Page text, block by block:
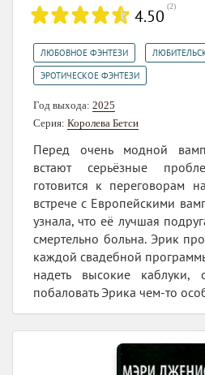
4.50 (2)
ЛЮБОВНОЕ ФЭНТЕЗИ
ЭРОТИЧЕСКОЕ ФЭНТЕЗИ
Год выхода: 2025
Серия: Королева Бетси
Перед очень модной
встают серьёзные
готовится к переговорам
встрече с Европейскими
узнала, что её лучшая
смертельно больна. Эрик
каждой свадебной
надеть высокие каблуки,
побаловать Эрика чем-то